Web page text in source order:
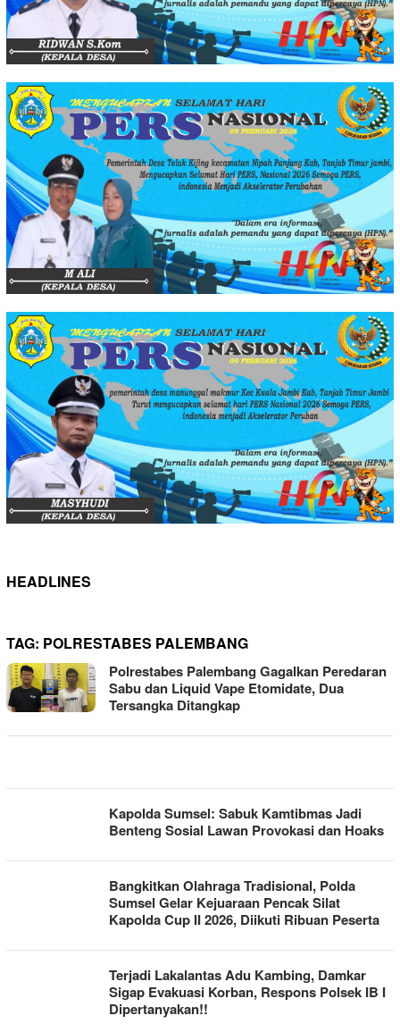
HEADLINES
TAG: POLRESTABES PALEMBANG
Polrestabes Palembang Gagalkan Peredaran
Sabu dan Liquid Vape Etomidate, Dua
Tersangka Ditangkap
Kapolda Sumsel: Sabuk Kamtibmas Jadi
Benteng Sosial Lawan Provokasi dan Hoaks
Bangkitkan Olahraga Tradisional, Polda
Sumsel Gelar Kejuaraan Pencak Silat
Kapolda Cup II 2026, Diikuti Ribuan Peserta
Terjadi Lakalantas Adu Kambing, Damkar
Sigap Evakuasi Korban, Respons Polsek IB I
Dipertanyakan!!